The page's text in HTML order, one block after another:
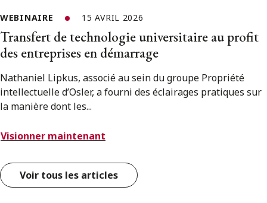
WEBINAIRE 15 AVRIL 2026
Transfert de technologie universitaire au profit
des entreprises en démarrage
Nathaniel Lipkus, associé au sein du groupe Propriété
intellectuelle d’Osler, a fourni des éclairages pratiques sur
la manière dont les...
Visionner maintenant
Voir tous les articles